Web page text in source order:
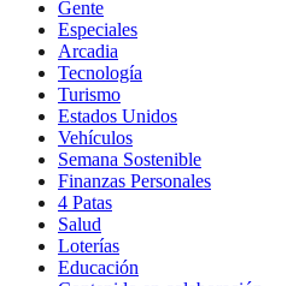
Gente
Especiales
Arcadia
Tecnología
Turismo
Estados Unidos
Vehículos
Semana Sostenible
Finanzas Personales
4 Patas
Salud
Loterías
Educación